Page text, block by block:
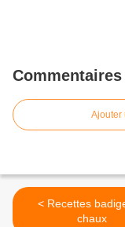
Commentaires
Ajouter
< Recettes badigeons
chaux